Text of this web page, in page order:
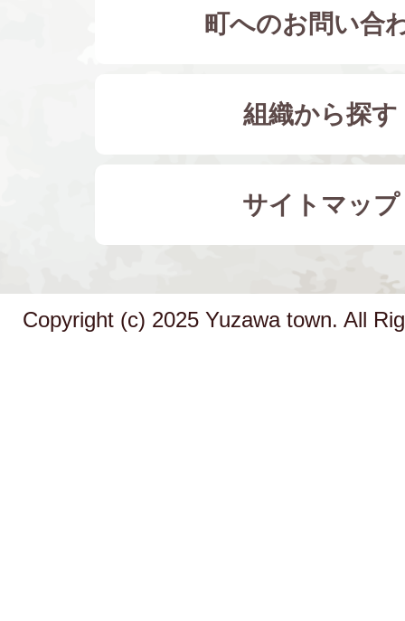
町へのお問い合
組織から探す
サイトマップ
Copyright (c) 2025 Yuzawa town. All